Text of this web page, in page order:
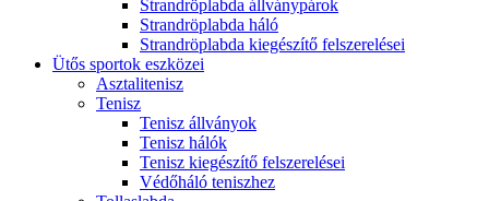
Strandröplabda állványpárok
Strandröplabda háló
Strandröplabda kiegészítő felszerelései
Ütős sportok eszközei
Asztalitenisz
Tenisz
Tenisz állványok
Tenisz hálók
Tenisz kiegészítő felszerelései
Védőháló teniszhez